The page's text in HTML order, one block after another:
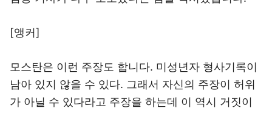
[앵커]
모스탄은 이런 주장도 합니다. 미성년자 형사기록이
남아 있지 않을 수 있다. 그래서 자신의 주장이 허위
가 아닐 수 있다라고 주장을 하는데 이 역시 거짓이